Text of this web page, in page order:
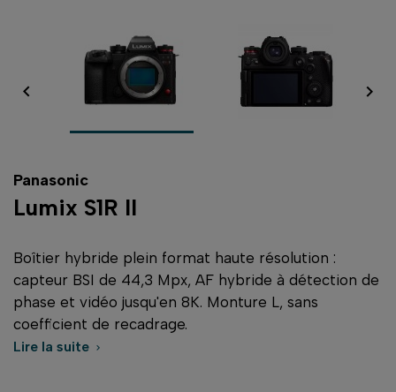
 
Panasonic
Lumix S1R II
Boîtier hybride plein format haute résolution :
capteur BSI de 44,3 Mpx, AF hybride à détection de
phase et vidéo jusqu'en 8K. Monture L, sans
coefficient de recadrage.
Lire la suite 